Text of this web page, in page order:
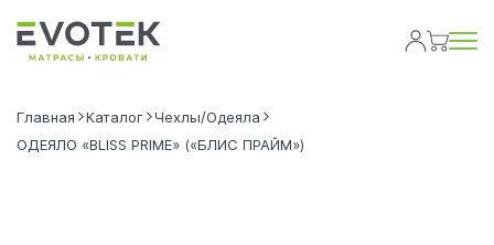
Главная Каталог
Чехлы/Одеяла
ОДЕЯЛО «BLISS PRIME» («БЛИС ПРАЙМ»)